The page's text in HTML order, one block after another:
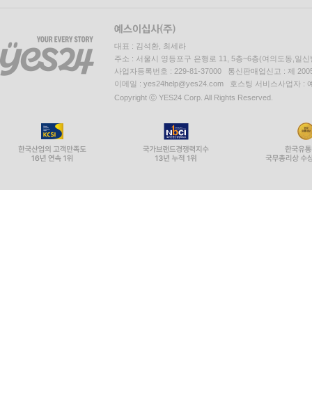
대표 : 김석환, 최세라
주소 : 서울시 영등포구 은행로 11, 5층~6층(여의도동,일신
사업자등록번호 : 229-81-37000 통신판매업신고 : 제
이메일 : yes24help@yes24.com 호스팅 서비스사업자 :
Copyright ⓒ YES24 Corp. All Rights Reserved.